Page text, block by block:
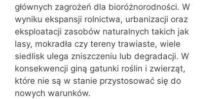
głównych zagrożeń dla bioróżnorodności. W
wyniku ekspansji rolnictwa, urbanizacji oraz
eksploatacji zasobów naturalnych takich jak
lasy, mokradła czy tereny trawiaste, wiele
siedlisk ulega zniszczeniu lub degradacji. W
konsekwencji giną gatunki roślin i zwierząt,
które nie są w stanie przystosować się do
nowych warunków.